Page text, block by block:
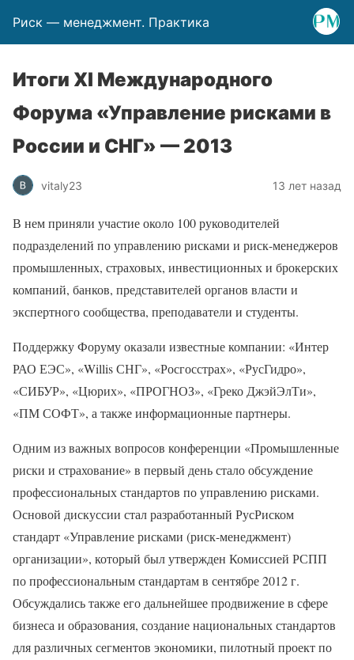
Риск — менеджмент. Практика
Итоги ХI Международного
Форума «Управление рисками в
России и СНГ» — 2013
vitaly23 13 лет назад
В нем приняли участие около 100 руководителей
подразделений по управлению рисками и риск-менеджеров
промышленных, страховых, инвестиционных и брокерских
компаний, банков, представителей органов власти и
экспертного сообщества, преподаватели и студенты.
Поддержку Форуму оказали известные компании: «Интер
РАО ЕЭС», «Willis СНГ», «Росгосстрах», «РусГидро»,
«СИБУР», «Цюрих», «ПРОГНОЗ», «Греко ДжэйЭлТи»,
«ПМ СОФТ», а также информационные партнеры.
Одним из важных вопросов конференции «Промышленные
риски и страхование» в первый день стало обсуждение
профессиональных стандартов по управлению рисками.
Основой дискуссии стал разработанный РусРиском
стандарт «Управление рисками (риск-менеджмент)
организации», который был утвержден Комиссией РСПП
по профессиональным стандартам в сентябре 2012 г.
Обсуждались также его дальнейшее продвижение в сфере
бизнеса и образования, создание национальных стандартов
для различных сегментов экономики, пилотный проект по